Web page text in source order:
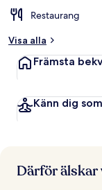
Restaurang
Visa alla
Främsta
Känn dig
Därför